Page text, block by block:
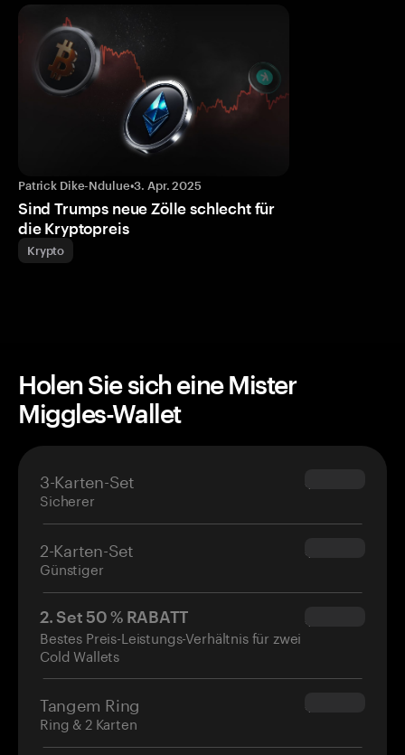
Patrick Dike-Ndulue•3. Apr. 2025
Sind Trumps neue Zölle schlecht für
die Kryptopreis
Krypto
Holen Sie sich eine Mister
Miggles-Wallet
3-Karten-Set
Sicherer
$69.90
2-Karten-Set
Günstiger
$54.90
2. Set 50 % RABATT
Bestes Preis-Leistungs-Verhältnis für zwei
Cold Wallets
$34.95
Tangem Ring
Ring & 2 Karten
$160.00